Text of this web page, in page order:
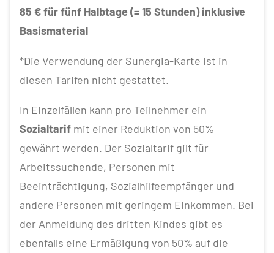
85 €für fünf Halbtage (= 15 Stunden) inklusive
Basismaterial
*Die Verwendung der Sunergia-Karte ist in
diesen Tarifen nicht gestattet.
In Einzelfällen kann pro Teilnehmer ein
Sozialtarif mit einer Reduktion von 50%
gewährt werden. Der Sozialtarif gilt für
Arbeitssuchende, Personen mit
Beeinträchtigung, Sozialhilfeempfänger und
andere Personen mit geringem Einkommen. Bei
der Anmeldung des dritten Kindes gibt es
ebenfalls eine Ermäßigung von 50% auf die